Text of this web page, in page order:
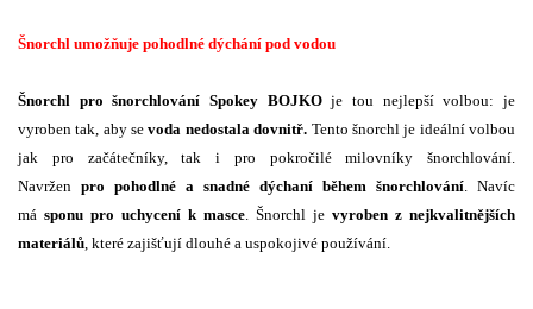
Šnorchl umožňuje pohodlné dýchání pod vodou
Šnorchl pro šnorchlování Spokey BOJKOje tou nejlepší volbou: je
vyroben tak, aby se voda nedostala dovnitř. Tento šnorchl je ideální volbou
jak pro začátečníky, tak i pro pokročilé milovníky šnorchlování.
Navržen pro pohodlné a snadné dýchaní během šnorchlování . Navíc
má sponu pro uchycení k masce . Šnorchl je vyroben z nejkvalitnějších
materiálů , které zajišťují dlouhé a uspokojivé používání.